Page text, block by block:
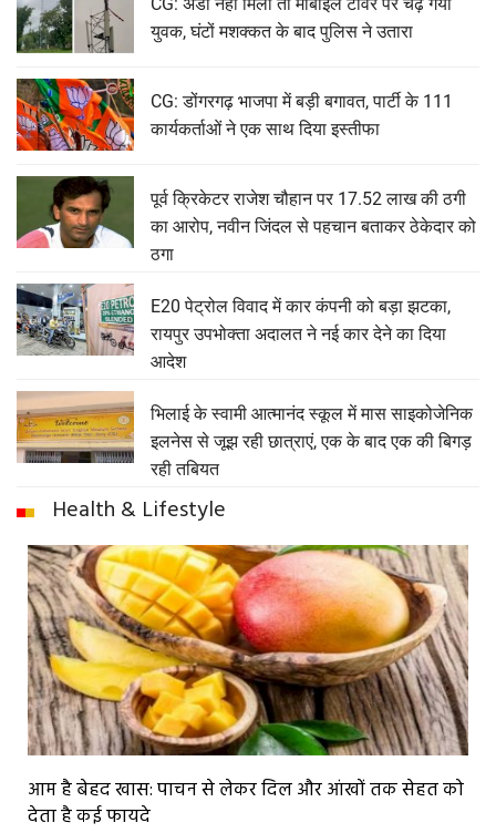
युवक, घंटों मशक्कत के बाद पुलिस ने उतारा
CG: डोंगरगढ़ भाजपा में बड़ी बगावत, पार्टी के 111
कार्यकर्ताओं ने एक साथ दिया इस्तीफा
पूर्व क्रिकेटर राजेश चौहान पर 17.52 लाख की ठगी
का आरोप, नवीन जिंदल से पहचान बताकर ठेकेदार को
ठगा
E20 पेट्रोल विवाद में कार कंपनी को बड़ा झटका,
रायपुर उपभोक्ता अदालत ने नई कार देने का दिया
आदेश
भिलाई के स्वामी आत्मानंद स्कूल में मास साइकोजेनिक
इलनेस से जूझ रही छात्राएं, एक के बाद एक की बिगड़
रही तबियत
Health & Lifestyle
आम है बेहद खास: पाचन से लेकर दिल और आंखों तक सेहत को
देता है कई फायदे